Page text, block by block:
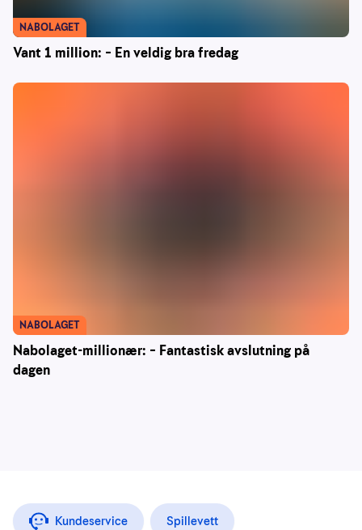
Vant 1 million: – En veldig bra fredag
NABOLAGET
Nabolaget-millionær: – Fantastisk avslutning på
dagen
NABOLAGET
Kundeservice Spillevett